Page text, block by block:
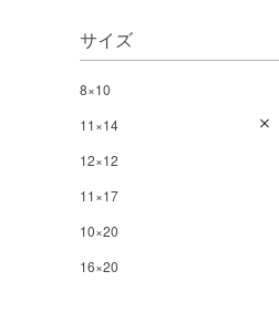
サイズ
8×10
11×14
12×12
11×17
10×20
16×20